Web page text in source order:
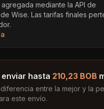
mediante la API de
Wise. Las tarifas finales
enviar hasta 210,23 BOB
diferencia entre la mejor y la
este envío.